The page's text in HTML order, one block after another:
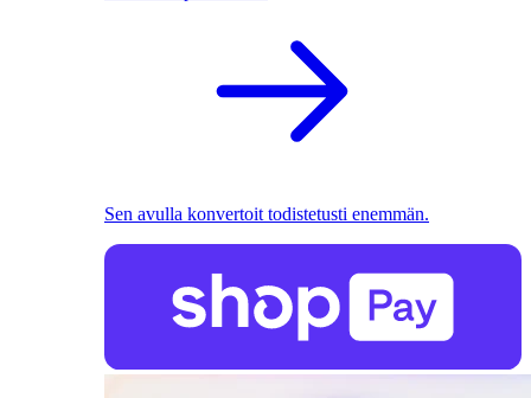
Sen avulla konvertoit todistetusti enemmän.